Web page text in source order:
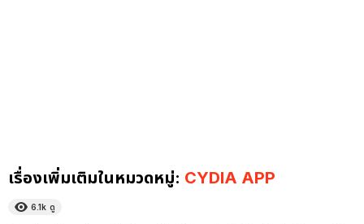
เรื่องเพิ่มเติมในหมวดหมู่: CYDIA APP
6.1k ดู